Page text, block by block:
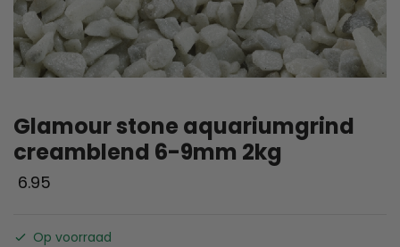
Glamour stone aquariumgrind
creamblend 6-9mm 2kg
6.95
Op voorraad